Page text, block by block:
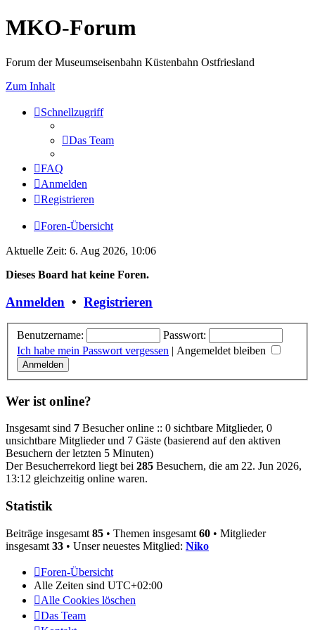
MKO-Forum
Forum der Museumseisenbahn Küstenbahn Ostfriesland
Zum Inhalt
Schnellzugriff
Das Team
FAQ
Anmelden
Registrieren
Foren-Übersicht
Aktuelle Zeit: 6. Aug 2026, 10:06
Dieses Board hat keine Foren.
Anmelden • Registrieren
Benutzername:
Passwort:
Ich habe mein Passwort vergessen | Angemeldet bleiben
Wer ist online?
Insgesamt sind 7 Besucher online :: 0 sichtbare Mitglieder, 0
unsichtbare Mitglieder und 7 Gäste (basierend auf den aktiven
Besuchern der letzten 5 Minuten)
Der Besucherrekord liegt bei 285 Besuchern, die am 22. Jun 2026,
13:12 gleichzeitig online waren.
Statistik
Beiträge insgesamt 85 • Themen insgesamt 60 • Mitglieder
insgesamt 33 • Unser neuestes Mitglied: Niko
Foren-Übersicht
Alle Zeiten sind UTC+02:00
Alle Cookies löschen
Das Team